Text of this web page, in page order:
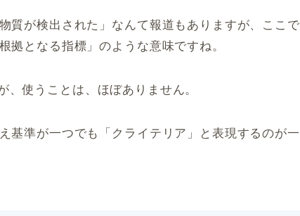
質が検出された」なんて報道もありますが、ここで
拠となる指標」のような意味ですね。
使うことは、ほぼありません。
基準が一つでも「クライテリア」と表現するのが一